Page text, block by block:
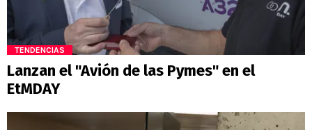
TENDENCIAS
Lanzan el "Avión de las Pymes" en el
EtMDAY